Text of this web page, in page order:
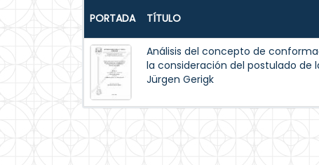
PORTADA TÍTULO
Análisis del concepto de
la consideración del postulado
Jürgen Gerigk